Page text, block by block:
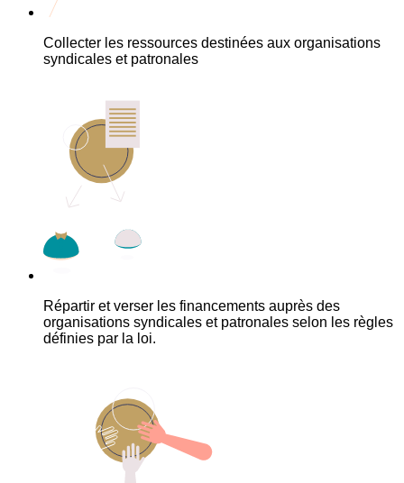
Collecter les ressources destinées aux organisations
syndicales et patronales
Répartir et verser les financements auprès des
organisations syndicales et patronales selon les règles
définies par la loi.